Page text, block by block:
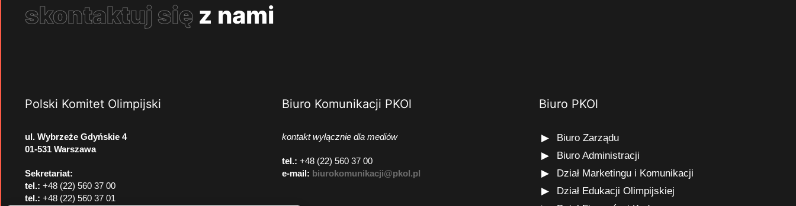
skontaktuj się z nami
Polski Komitet Olimpijski
ul. Wybrzeże Gdyńskie 4
01-531 Warszawa
Sekretariat:
tel.: +48 (22) 560 37 00
tel.: +48 (22) 560 37 01
Biuro Komunikacji PKOl
kontakt wyłącznie dla mediów
tel.: +48 (22) 560 37 00
e-mail: biurokomunikacji@pkol.pl
Biuro PKOl
Biuro Zarządu
Biuro Administracji
Dział Marketingu i Komunikacji
Dział Edukacji Olimpijskiej